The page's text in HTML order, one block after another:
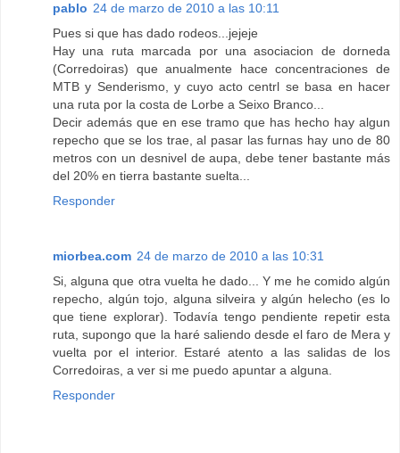
pablo 24 de marzo de 2010 a las 10:11
Pues si que has dado rodeos...jejeje
Hay una ruta marcada por una asociacion de dorneda
(Corredoiras) que anualmente hace concentraciones de
MTB y Senderismo, y cuyo acto centrl se basa en hacer
una ruta por la costa de Lorbe a Seixo Branco...
Decir además que en ese tramo que has hecho hay algun
repecho que se los trae, al pasar las furnas hay uno de 80
metros con un desnivel de aupa, debe tener bastante más
del 20% en tierra bastante suelta...
Responder
miorbea.com 24 de marzo de 2010 a las 10:31
Si, alguna que otra vuelta he dado... Y me he comido algún
repecho, algún tojo, alguna silveira y algún helecho (es lo
que tiene explorar). Todavía tengo pendiente repetir esta
ruta, supongo que la haré saliendo desde el faro de Mera y
vuelta por el interior. Estaré atento a las salidas de los
Corredoiras, a ver si me puedo apuntar a alguna.
Responder